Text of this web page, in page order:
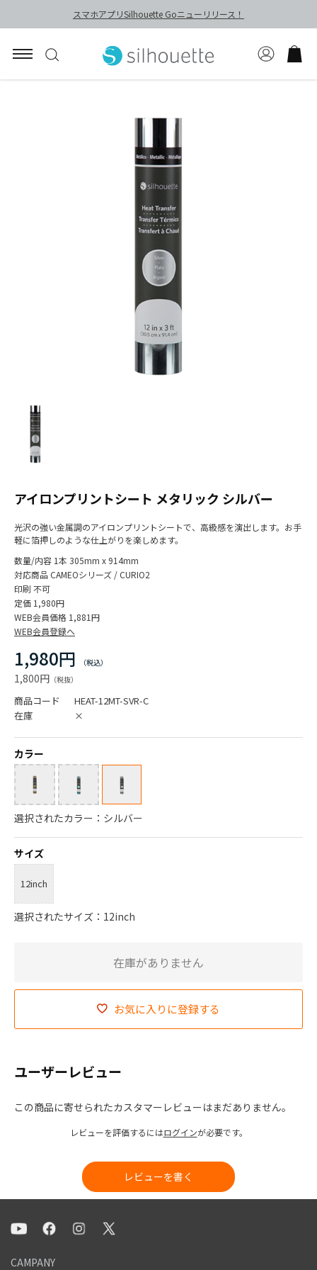
スマホアプリSilhouette Goニューリリース！
アイロンプリントシート メタリック シルバー
光沢の強い金属調のアイロンプリントシートで、高級感を演出します。お手
軽に箔押しのような仕上がりを楽しめます。
1,980円
1,800円
商品コード
HEAT-12MT-SVR-C
在庫
×
数量/内容 1本 305mm x 914mm
対応商品CAMEOシリーズ / CURIO2
印刷 不可
定価 1,980円
WEB会員価格 1,881円
WEB会員登録へ
カラー
選択されたカラー：シルバー
サイズ
12inch
選択されたサイズ：12inch
お気に入りに登録する
在庫がありません
ユーザーレビュー
この商品に寄せられたカスタマーレビューはまだありません。
レビューを評価するにはログインが必要です。
レビューを書く
CAMPANY